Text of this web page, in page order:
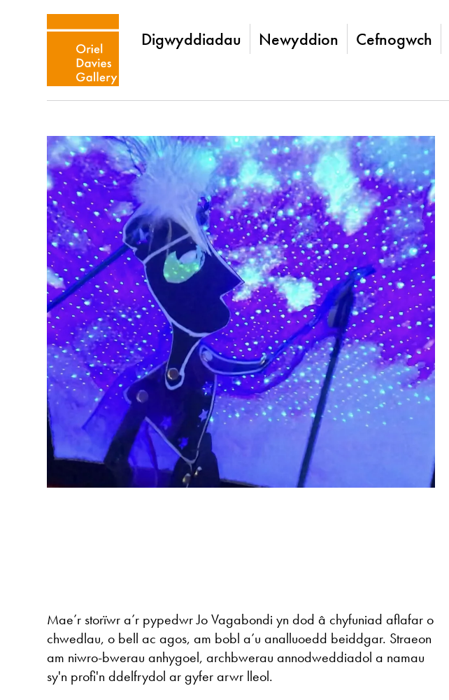
Digwyddiadau Newyddion Cefnogwch
Mae’r storïwr a’r pypedwr Jo Vagabondi yn dod â chyfuniad aflafar o
chwedlau, o bell ac agos, am bobl a’u analluoedd beiddgar. Straeon
am niwro-bwerau anhygoel, archbwerau annodweddiadol a namau
sy'n profi'n ddelfrydol ar gyfer arwr lleol.